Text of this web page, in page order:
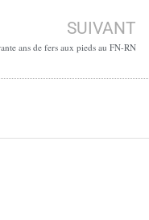
SUIVANT
ans de fers aux pieds au FN-RN